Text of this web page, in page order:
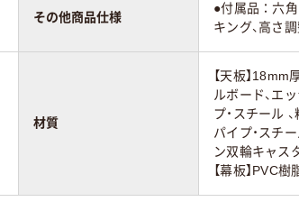
その他商品仕様
●付属品：六
キング、高さ
材質
【天板】
ルボード、エ
プ・スチール
パイプ・スチ
ン双輪キャス
【幕板】PVC